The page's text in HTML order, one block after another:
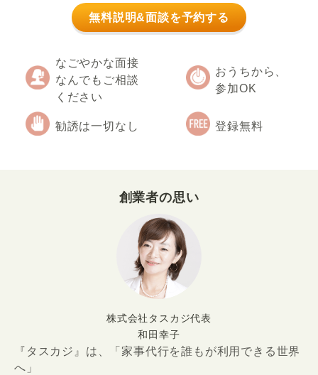
無料説明&面談を予約する
なごやかな面接
なんでもご相談
ください
おうちから、
参加OK
勧誘は一切なし 登録無料
創業者の思い
株式会社タスカジ代表
和田幸子
『タスカジ』は、「家事代行を誰もが利用できる世界
へ」